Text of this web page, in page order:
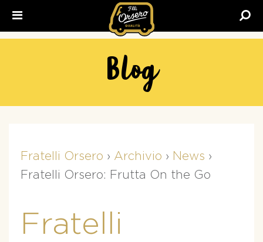
Blog
Fratelli Orsero › Archivio › News ›
Fratelli Orsero: Frutta On the Go
Fratelli